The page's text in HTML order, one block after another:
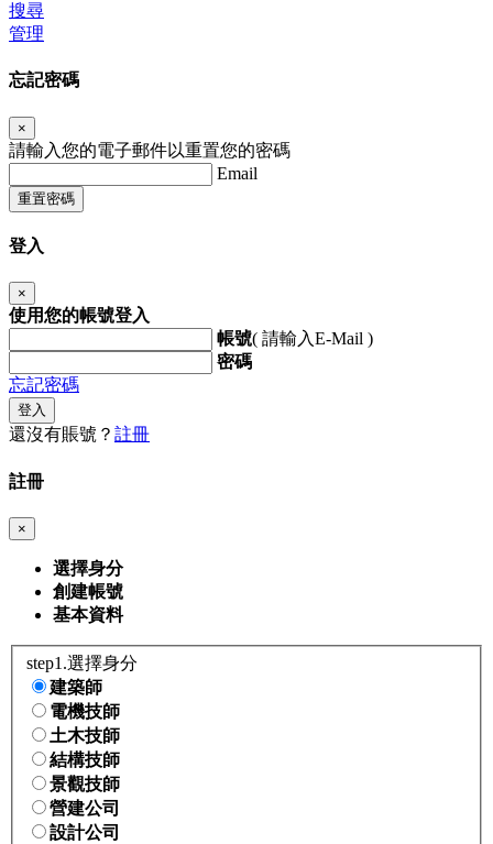
搜尋
管理
忘記密碼
×
請輸入您的電子郵件以重置您的密碼
Email
重置密碼
登入
×
使用您的帳號登入
帳號( 請輸入E-Mail )
密碼
忘記密碼
登入
還沒有賬號？ 註冊
註冊
×
選擇身分
創建帳號
基本資料
step1.選擇身分
建築師
電機技師
土木技師
結構技師
景觀技師
營建公司
設計公司